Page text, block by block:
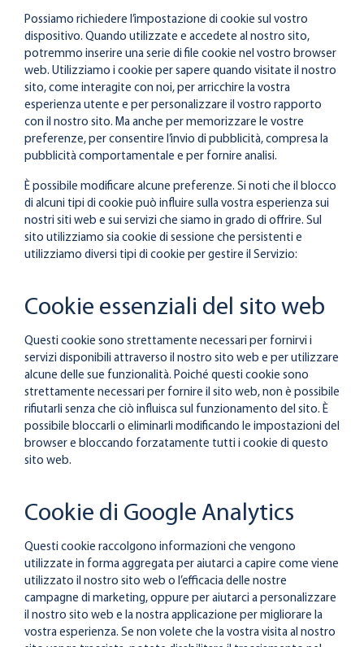
Possiamo richiedere l’impostazione di cookie sul vostro
dispositivo. Quando utilizzate e accedete al nostro sito,
potremmo inserire una serie di file cookie nel vostro browser
web. Utilizziamo i cookie per sapere quando visitate il nostro
sito, come interagite con noi, per arricchire la vostra
esperienza utente e per personalizzare il vostro rapporto
con il nostro sito. Ma anche per memorizzare le vostre
preferenze, per consentire l’invio di pubblicità, compresa la
pubblicità comportamentale e per fornire analisi.
È possibile modificare alcune preferenze. Si noti che il blocco
di alcuni tipi di cookie può influire sulla vostra esperienza sui
nostri siti web e sui servizi che siamo in grado di offrire. Sul
sito utilizziamo sia cookie di sessione che persistenti e
utilizziamo diversi tipi di cookie per gestire il Servizio:
Cookie essenziali del sito web
Questi cookie sono strettamente necessari per fornirvi i
servizi disponibili attraverso il nostro sito web e per utilizzare
alcune delle sue funzionalità. Poiché questi cookie sono
strettamente necessari per fornire il sito web, non è possibile
rifiutarli senza che ciò influisca sul funzionamento del sito. È
possibile bloccarli o eliminarli modificando le impostazioni del
browser e bloccando forzatamente tutti i cookie di questo
sito web.
Cookie di Google Analytics
Questi cookie raccolgono informazioni che vengono
utilizzate in forma aggregata per aiutarci a capire come viene
utilizzato il nostro sito web o l’efficacia delle nostre
campagne di marketing, oppure per aiutarci a personalizzare
il nostro sito web e la nostra applicazione per migliorare la
vostra esperienza. Se non volete che la vostra visita al nostro